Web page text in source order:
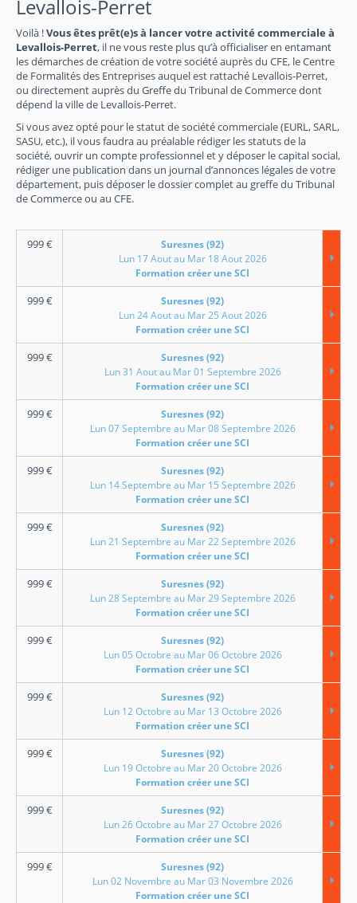
Levallois-Perret
Voilà !Vous êtes prêt(e)s à lancer votre activité commerciale à
Levallois-Perret, il ne vous reste plus qu’à officialiser en entamant
les démarches de création de votre société auprès du CFE, le Centre
de Formalités des Entreprises auquel est rattaché Levallois-Perret,
ou directement auprès du Greffe du Tribunal de Commerce dont
dépend la ville de Levallois-Perret.
Si vous avez opté pour le statut de société commerciale (EURL, SARL,
SASU, etc.), il vous faudra au préalable rédiger les statuts de la
société, ouvrir un compte professionnel et y déposer le capital social,
rédiger une publication dans un journal d’annonces légales de votre
département, puis déposer le dossier complet au greffe du Tribunal
de Commerce ou au CFE.
999€
Suresnes (92)
Lun 17 Aout au Mar 18 Aout 2026
Formation créer une SCI
999€
Suresnes (92)
Lun 24 Aout au Mar 25 Aout 2026
Formation créer une SCI
999€
Suresnes (92)
Lun 31 Aout au Mar 01 Septembre 2026
Formation créer une SCI
999€
Suresnes (92)
Lun 07 Septembre au Mar 08 Septembre 2026
Formation créer une SCI
999€
Suresnes (92)
Lun 14 Septembre au Mar 15 Septembre 2026
Formation créer une SCI
999€
Suresnes (92)
Lun 21 Septembre au Mar 22 Septembre 2026
Formation créer une SCI
999€
Suresnes (92)
Lun 28 Septembre au Mar 29 Septembre 2026
Formation créer une SCI
999€
Suresnes (92)
Lun 05 Octobre au Mar 06 Octobre 2026
Formation créer une SCI
999€
Suresnes (92)
Lun 12 Octobre au Mar 13 Octobre 2026
Formation créer une SCI
999€
Suresnes (92)
Lun 19 Octobre au Mar 20 Octobre 2026
Formation créer une SCI
999€
Suresnes (92)
Lun 26 Octobre au Mar 27 Octobre 2026
Formation créer une SCI
999€
Suresnes (92)
Lun 02 Novembre au Mar 03 Novembre 2026
Formation créer une SCI